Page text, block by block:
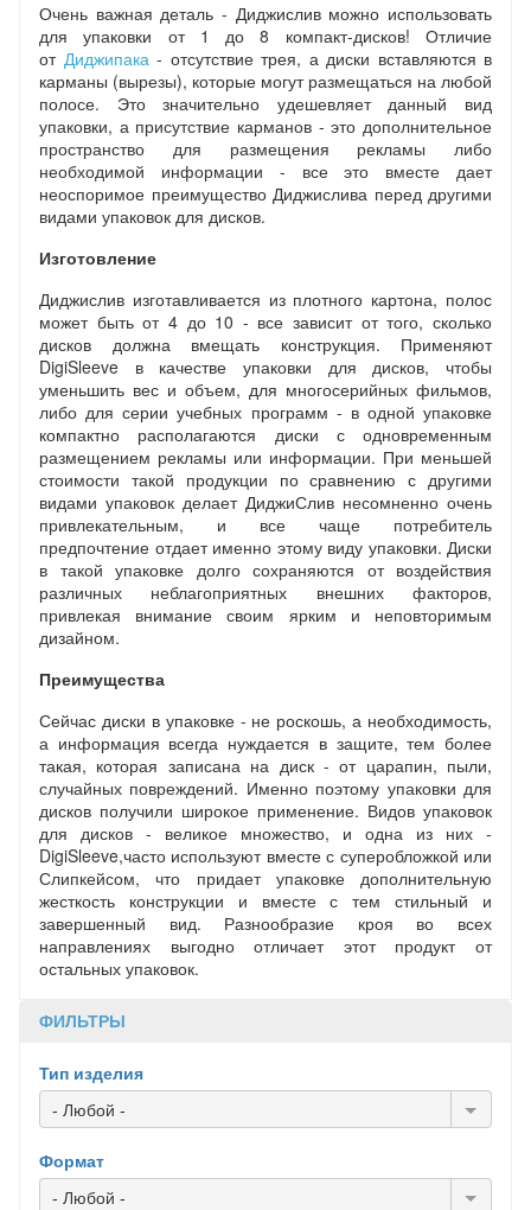
Очень важная деталь - Диджислив можно использовать
для упаковки от 1 до 8 компакт-дисков! Отличие
от Диджипака- отсутствие трея, а диски вставляются в
карманы (вырезы), которые могут размещаться на любой
полосе. Это значительно удешевляет данный вид
упаковки, а присутствие карманов - это дополнительное
пространство для размещения рекламы либо
необходимой информации - все это вместе дает
неоспоримое преимущество Диджислива перед другими
видами упаковок для дисков.
Изготовление
Диджислив изготавливается из плотного картона, полос
может быть от 4 до 10 - все зависит от того, сколько
дисков должна вмещать конструкция. Применяют
DigiSleeve в качестве упаковки для дисков, чтобы
уменьшить вес и объем, для многосерийных фильмов,
либо для серии учебных программ - в одной упаковке
компактно располагаются диски с одновременным
размещением рекламы или информации. При меньшей
стоимости такой продукции по сравнению с другими
видами упаковок делает ДиджиСлив несомненно очень
привлекательным, и все чаще потребитель
предпочтение отдает именно этому виду упаковки. Диски
в такой упаковке долго сохраняются от воздействия
различных неблагоприятных внешних факторов,
привлекая внимание своим ярким и неповторимым
дизайном.
Преимущества
Сейчас диски в упаковке - не роскошь, а необходимость,
а информация всегда нуждается в защите, тем более
такая, которая записана на диск - от царапин, пыли,
случайных повреждений. Именно поэтому упаковки для
дисков получили широкое применение. Видов упаковок
для дисков - великое множество, и одна из них -
DigiSleeve,часто используют вместе с суперобложкой или
Слипкейсом, что придает упаковке дополнительную
жесткость конструкции и вместе с тем стильный и
завершенный вид. Разнообразие кроя во всех
направлениях выгодно отличает этот продукт от
остальных упаковок.
ФИЛЬТРЫ
Тип изделия
- Любой -
Формат
- Любой -